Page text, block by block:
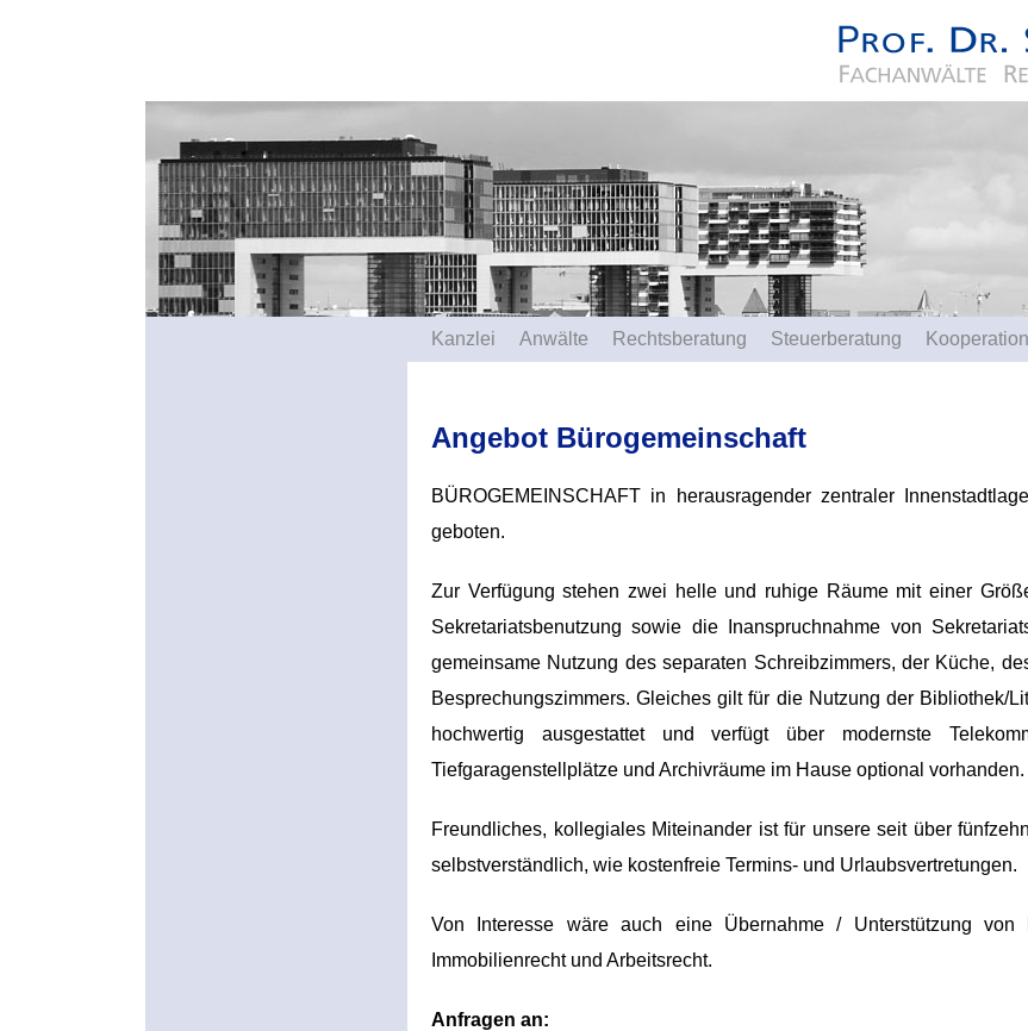
Kanzlei Anwälte Rechtsberatung Steuerberatung Kooperation
Angebot Bürogemeinschaft
BÜROGEMEINSCHAFT in herausragender zentraler
geboten.
Zur Verfügung stehen zwei helle und ruhige Räume mit einer
Sekretariatsbenutzung sowie die Inanspruchnahme von
gemeinsame Nutzung des separaten Schreibzimmers, der Küche,
Besprechungszimmers. Gleiches gilt für die Nutzung der Bibliothek/
hochwertig ausgestattet und verfügt über modernste
Tiefgaragenstellplätze und Archivräume im Hause optional vorhanden.
Freundliches, kollegiales Miteinander ist für unsere seit über
selbstverständlich, wie kostenfreie Termins- und Urlaubsvertretungen.
Von Interesse wäre auch eine Übernahme / Unterstützung von
Immobilienrecht und Arbeitsrecht.
Anfragen an: